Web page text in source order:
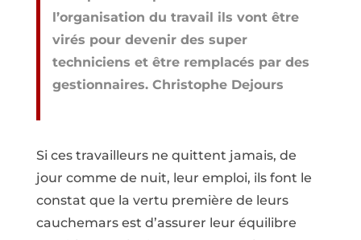
l’organisation du travail ils vont être
virés pour devenir des super
techniciens et être remplacés par des
gestionnaires. Christophe Dejours
Si ces travailleurs ne quittent jamais, de
jour comme de nuit, leur emploi, ils font le
constat que la vertu première de leurs
cauchemars est d’assurer leur équilibre